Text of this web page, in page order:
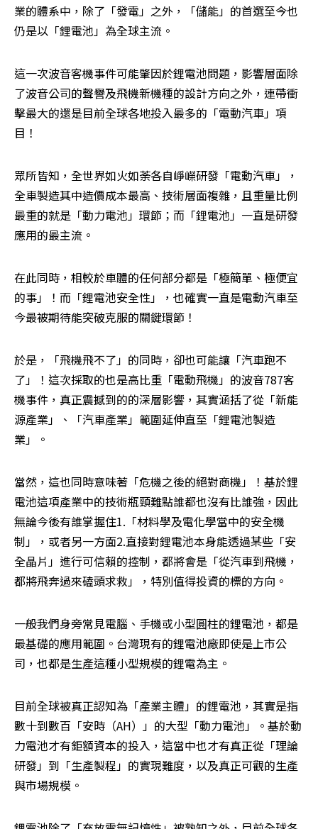
業的體系中，除了「發電」之外，「儲能」的首選至今也
仍是以「鋰電池」為全球主流。
這一次波音客機事件可能肇因於鋰電池問題，影響層面除
了波音公司的聲譽及飛機新機種的設計方向之外，連帶衝
擊最大的還是目前全球各地投入最多的「電動汽車」項
目！
眾所皆知，全世界如火如荼各自崢嶸研發「電動汽車」，
全車製造其中造價成本最高、技術層面複雜，且重量比例
最重的就是「動力電池」環節；而「鋰電池」一直是研發
應用的最主流。
在此同時，相較於車體的任何部分都是「極簡單、極便宜
的事」！而「鋰電池安全性」，也確實一直是電動汽車至
今最被期待能突破克服的關鍵環節！
於是，「飛機飛不了」的同時，卻也可能讓「汽車跑不
了」！這次採取的也是高比重「電動飛機」的波音787客
機事件，真正震撼到的的深層影響，其實涵括了從「新能
源產業」、「汽車產業」範圍延伸直至「鋰電池製造
業」。
當然，這也同時意味著「危機之後的絕對商機」！基於鋰
電池這項產業中的技術瓶頸難點誰都也沒有比誰強，因此
無論今後有誰掌握住1.「材料學及電化學當中的安全機
制」，或者另一方面2.直接對鋰電池本身能透過某些「安
全晶片」進行可信賴的控制，都將會是「從汽車到飛機，
都將飛奔過來磕頭求救」，特別值得投資的標的方向。
一般我們身旁常見電腦、手機或小型圓柱的鋰電池，都是
最基礎的應用範圍。台灣現有的鋰電池廠即使是上市公
司，也都是生產這種小型規模的鋰電為主。
目前全球被真正認知為「產業主體」的鋰電池，其實是指
數十到數百「安時（AH）」的大型「動力電池」。基於動
力電池才有鉅額資本的投入，這當中也才有真正從「理論
研發」到「生產製程」的實現難度，以及真正可觀的生產
與市場規模。